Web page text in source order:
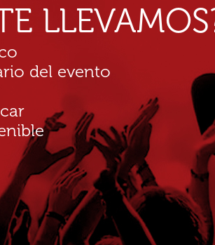
del evento